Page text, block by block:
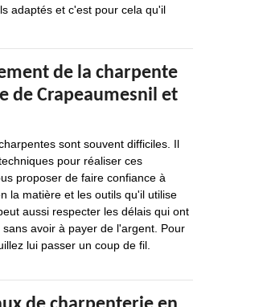
adaptés et c'est pour cela qu'il
de la charpente
de Crapeaumesnil et
sont souvent difficiles. Il
pour réaliser ces
proposer de faire confiance à
la matière et les outils qu'il utilise
aussi respecter les délais qui ont
avoir à payer de l'argent. Pour
lui passer un coup de fil.